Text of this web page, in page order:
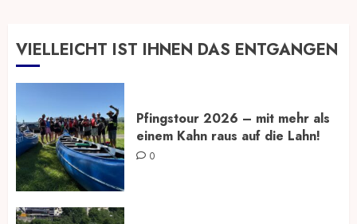
VIELLEICHT IST IHNEN DAS ENTGANGEN
Pfingstour 2026 – mit mehr als
einem Kahn raus auf die Lahn!
0